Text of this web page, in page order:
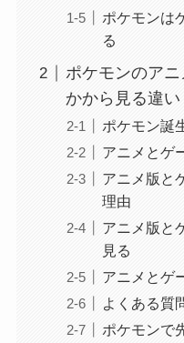
ポケモンは
る
ポケモンのア
かから見る違い
ポケモン誕
アニメとゲ
アニメ版と
理由
アニメ版と
見る
アニメとゲ
よくある質
ポケモンで